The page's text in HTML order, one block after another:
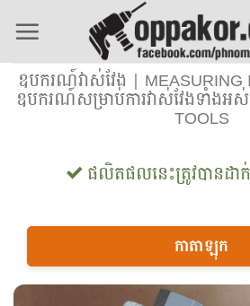
ឧបករណ៍វាស់វែង | MEASURING
ឧបករណ៍សម្រាប់ការវាស់វែងទាំងអ
TOOLS
ផលិតផលនេះត្រូវបានដាក់
កាតាឡុក